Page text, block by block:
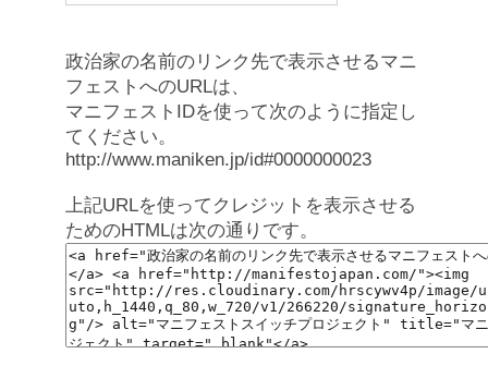
政治家の名前のリンク先で表示させるマニ
フェストへのURLは、
マニフェストIDを使って次のように指定し
てください。
http://www.maniken.jp/id#0000000023
上記URLを使ってクレジットを表示させる
ためのHTMLは次の通りです。